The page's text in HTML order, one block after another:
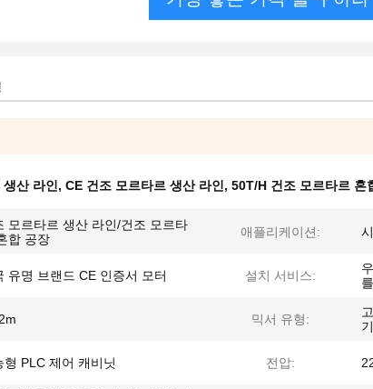
산 라인 , CE 건조 모르타르 생산 라인 , 50T/H 건조 모르타르 혼
모르타르 생산 라인/건조 모르타
합 공장
애플리케이션:
유명 브랜드 CE 인증서 모터 설치 서비스:
믹서 유형:
형 PLC 제어 캐비닛 전압: